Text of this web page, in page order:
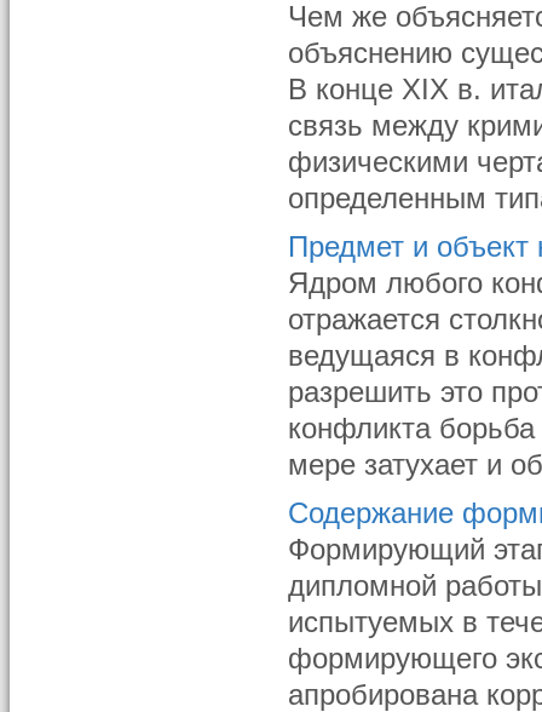
Чем же
объяснению
В конце XIX в.
связь между
физическими
определенным
Предмет и объект
Ядром любого
отражается
ведущаяся в
разрешить это
конфликта
мере затухает и
Содержание
Формирующий
дипломной
испытуемых в
формирующего
апробирована